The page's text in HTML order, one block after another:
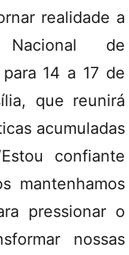
realidade a
Nacional de
14 a 17 de
que reunirá
acumuladas
confiante
mantenhamos
pressionar o
nossas